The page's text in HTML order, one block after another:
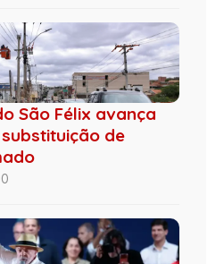
São Félix avança
de